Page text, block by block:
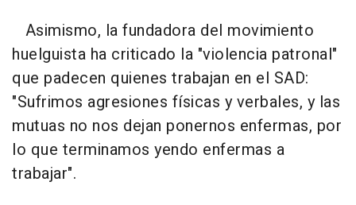
Asimismo, la fundadora del movimiento
huelguista ha criticado la "violencia patronal"
que padecen quienes trabajan en el SAD:
"Sufrimos agresiones físicas y verbales, y las
mutuas no nos dejan ponernos enfermas, por
lo que terminamos yendo enfermas a
trabajar".